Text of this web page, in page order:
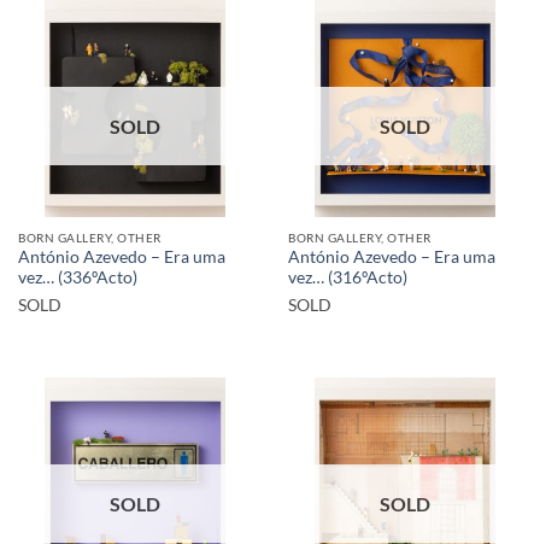
SOLD
BORN GALLERY, OTHER
António Azevedo – Era uma
vez… (336ºActo)
SOLD
SOLD
BORN GALLERY, OTHER
António Azevedo – Era uma
vez… (316ºActo)
SOLD
SOLD SOLD